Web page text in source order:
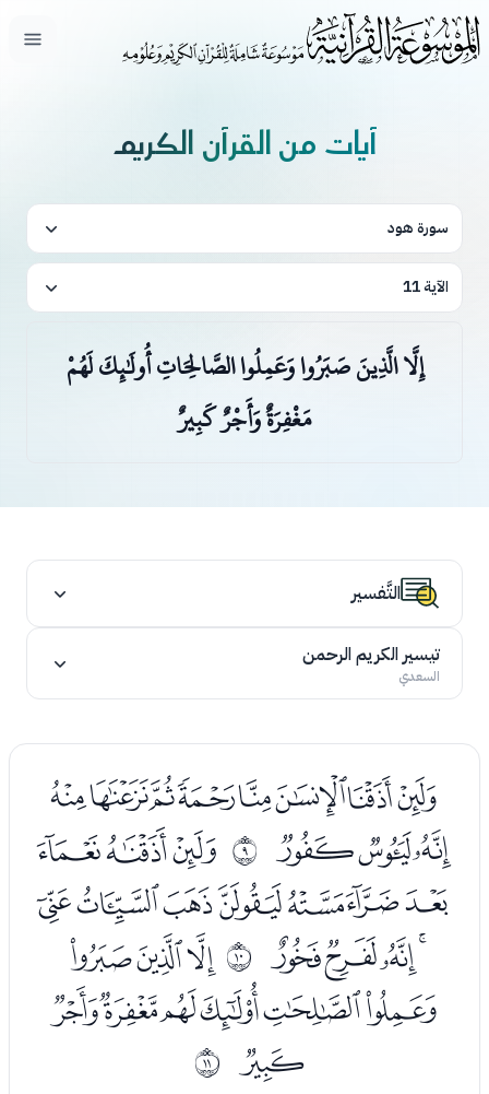
فتح
آيات من القرآن الكريم
سورة هود
الآية 11
إِلَّا الَّذِينَ صَبَرُوا وَعَمِلُوا الصَّالِحَاتِ أُولَٰئِكَ لَهُمْ
مَغْفِرَةٌ وَأَجْرٌ كَبِيرٌ
التَّفسير
تيسير الكريم الرحمن
السعدي
ﮝﮞﮟﮠﮡﮢﮣﮤ
ﮥﮦﮧ ﰈ ﮩﮪﮫ
ﮬﮭﮮﮯﮰﮱﯓ
ﯔﯕﯖﯗ ﰉﯙﯚﯛ
ﯜﯝﯞﯟﯠﯡ
ﯢ ﰊ